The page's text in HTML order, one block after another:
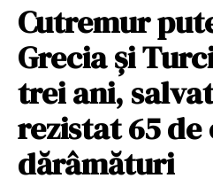
Cutremur
Grecia și
trei ani,
rezistat 65 de
dărâmături